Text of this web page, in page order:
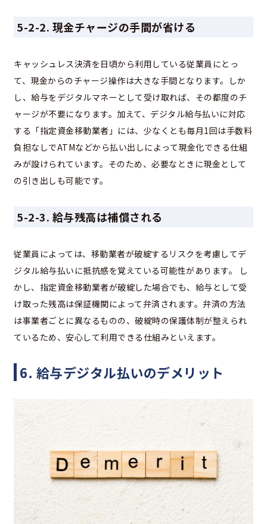
5-2-2. 現金チャージの手間が省ける
キャッシュレス決済を日頃から利用している従業員にとっ
て、現金からのチャージ操作は大きな手間となります。しか
し、給与をデジタルマネーとして受け取れば、その都度のチ
ャージが不要になります。加えて、デジタル給与払いに対応
する「指定資金移動業者」には、少なくとも毎月1回は手数料
負担なしでATMなどから払い出しによって現金化できる仕組
みが設けられています。そのため、必要なときに現金として
の引き出しも可能です。
5-2-3. 給与残高は補償される
従業員によっては、移動業者が破綻するリスクを考慮してデ
ジタル給与払いに抵抗感を覚えている可能性があります。 し
かし、指定資金移動業者が破綻した場合でも、給与として受
け取った残高は保証機関によって弁済されます。弁済の方法
は事業者ごとに異なるものの、破綻時の保護体制が整えられ
ているため、安心して利用できる仕組みといえます。
6. 給与デジタル払いのデメリット